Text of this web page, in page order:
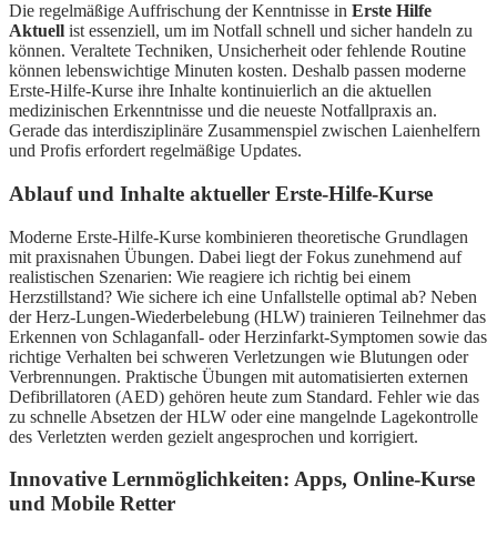
Die regelmäßige Auffrischung der Kenntnisse in Erste Hilfe
Aktuell ist essenziell, um im Notfall schnell und sicher handeln zu
können. Veraltete Techniken, Unsicherheit oder fehlende Routine
können lebenswichtige Minuten kosten. Deshalb passen moderne
Erste-Hilfe-Kurse ihre Inhalte kontinuierlich an die aktuellen
medizinischen Erkenntnisse und die neueste Notfallpraxis an.
Gerade das interdisziplinäre Zusammenspiel zwischen Laienhelfern
und Profis erfordert regelmäßige Updates.
Ablauf und Inhalte aktueller Erste-Hilfe-Kurse
Moderne Erste-Hilfe-Kurse kombinieren theoretische Grundlagen
mit praxisnahen Übungen. Dabei liegt der Fokus zunehmend auf
realistischen Szenarien: Wie reagiere ich richtig bei einem
Herzstillstand? Wie sichere ich eine Unfallstelle optimal ab? Neben
der Herz-Lungen-Wiederbelebung (HLW) trainieren Teilnehmer das
Erkennen von Schlaganfall- oder Herzinfarkt-Symptomen sowie das
richtige Verhalten bei schweren Verletzungen wie Blutungen oder
Verbrennungen. Praktische Übungen mit automatisierten externen
Defibrillatoren (AED) gehören heute zum Standard. Fehler wie das
zu schnelle Absetzen der HLW oder eine mangelnde Lagekontrolle
des Verletzten werden gezielt angesprochen und korrigiert.
Innovative Lernmöglichkeiten: Apps, Online-Kurse
und Mobile Retter